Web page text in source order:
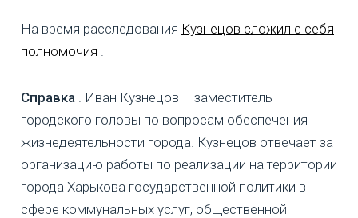
На время расследования Кузнецов сложил с себя
полномочия
Справка . Иван Кузнецов – заместитель
городского головы по вопросам обеспечения
жизнедеятельности города. Кузнецов отвечает за
организацию работы по реализации на территории
города Харькова государственной политики в
сфере коммунальных услуг, общественной